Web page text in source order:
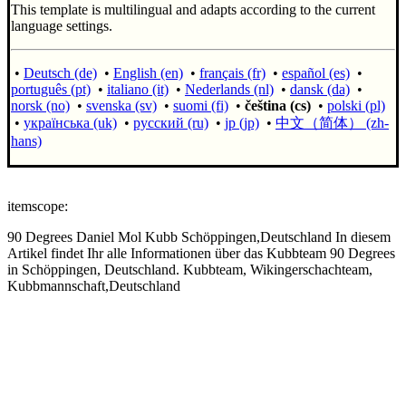
This template is multilingual and adapts according to the current
language settings.
• Deutsch (de) • English (en) • français (fr) • español (es) •
português (pt) • italiano (it) • Nederlands (nl) • dansk (da) •
norsk (no) • svenska (sv) • suomi (fi) • čeština (cs) • polski (pl)
• українська (uk) • русский (ru) • jp (jp) • 中文（简体）‎ (zh-
hans)
itemscope:
90 Degrees Daniel Mol Kubb Schöppingen,Deutschland In diesem
Artikel findet Ihr alle Informationen über das Kubbteam 90 Degrees
in Schöppingen, Deutschland. Kubbteam, Wikingerschachteam,
Kubbmannschaft,Deutschland